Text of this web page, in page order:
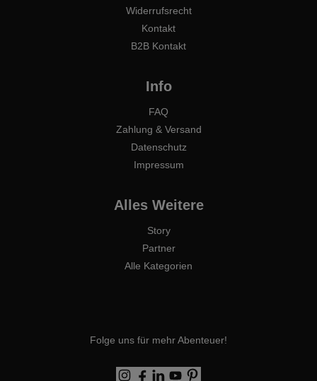
Widerrufsrecht
Kontakt
B2B Kontakt
Info
FAQ
Zahlung & Versand
Datenschutz
Impressum
Alles Weitere
Story
Partner
Alle Kategorien
Folge uns für mehr Abenteuer!